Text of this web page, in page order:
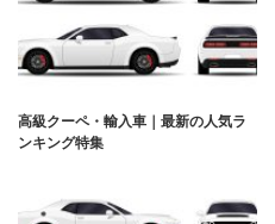
高級クーペ・輸入車｜最新の人気ラ
ンキング特集